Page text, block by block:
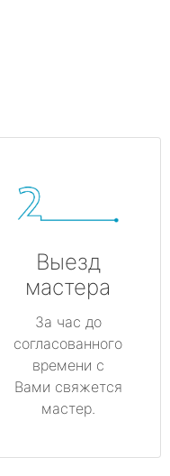
Выезд
мастера
За час до
согласованного
времени с
Вами свяжется
мастер.